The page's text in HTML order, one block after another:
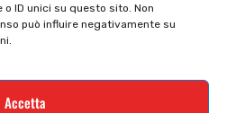
ID unici su questo sito. Non
può influire negativamente su
Accetta
Resi e rimborsi